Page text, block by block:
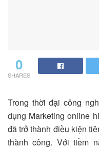
0
SHARES
Trong thời đại công
dụng Marketing online
đã trở thành điều kiện
thành công. Với tiềm